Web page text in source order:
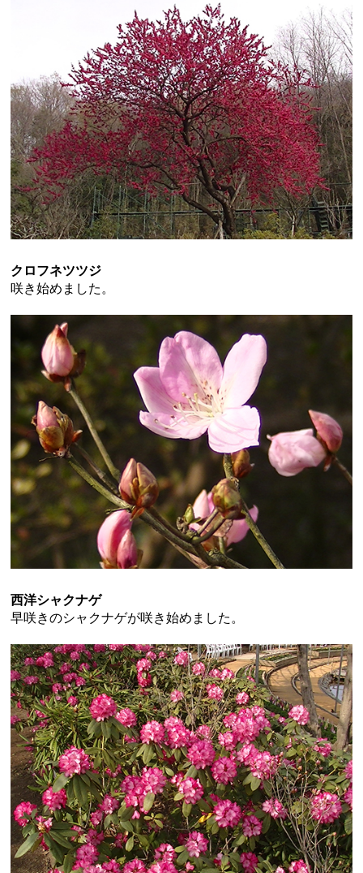
クロフネツツジ
咲き始めました。
西洋シャクナゲ
早咲きのシャクナゲが咲き始めました。